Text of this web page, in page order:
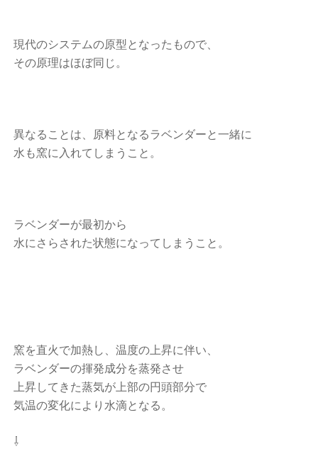
現代のシステムの原型となったもので、
その原理はほぼ同じ。
異なることは、原料となるラベンダーと一緒に
水も窯に入れてしまうこと。
ラベンダーが最初から
水にさらされた状態になってしまうこと。
窯を直火で加熱し、温度の上昇に伴い、
ラベンダーの揮発成分を蒸発させ
上昇してきた蒸気が上部の円頭部分で
気温の変化により水滴となる。
⇩